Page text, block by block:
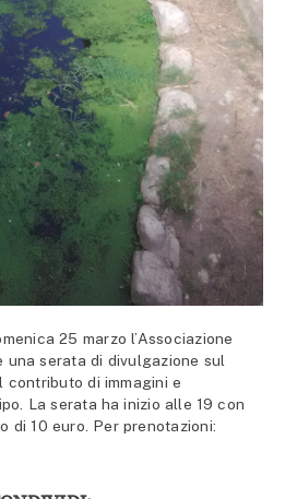
25 marzo l’Associazione
una serata di divulgazione sul
contributo di immagini e
La serata ha inizio alle 19 con
di 10 euro. Per prenotazioni: